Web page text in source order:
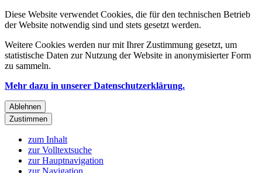
Diese Website verwendet Cookies, die für den technischen Betrieb
der Website notwendig sind und stets gesetzt werden.
Weitere Cookies werden nur mit Ihrer Zustimmung gesetzt, um
statistische Daten zur Nutzung der Website in anonymisierter Form
zu sammeln.
Mehr dazu in unserer Datenschutzerklärung.
Ablehnen
Zustimmen
zum Inhalt
zur Volltextsuche
zur Hauptnavigation
zur Navigation